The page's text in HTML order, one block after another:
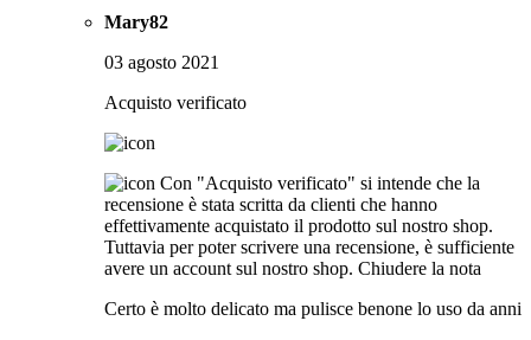
Mary82
03 agosto 2021
Acquisto verificato
Con "Acquisto verificato" si intende che la
recensione è stata scritta da clienti che hanno
effettivamente acquistato il prodotto sul nostro shop.
Tuttavia per poter scrivere una recensione, è sufficiente
avere un account sul nostro shop. Chiudere la nota
Certo è molto delicato ma pulisce benone lo uso da anni